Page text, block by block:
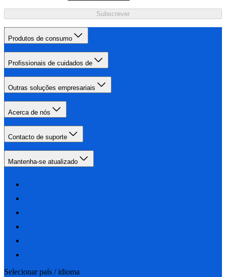
Subscrever
Produtos de consumo
Profissionais de cuidados de
Outras soluções empresariais
Acerca de nós
Contacto de suporte
Mantenha-se atualizado
Selecionar país / idioma